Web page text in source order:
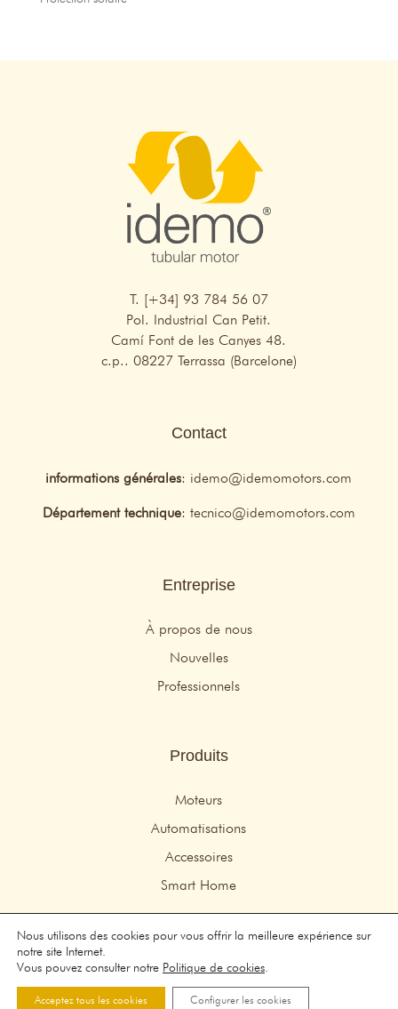
T. [+34] 93 784 56 07
Pol. Industrial Can Petit.
Camí Font de les Canyes 48.
c.p.. 08227 Terrassa (Barcelone)
Contact
informations générales: idemo@idemomotors.com
Département technique: tecnico@idemomotors.com
Entreprise
À propos de nous
Nouvelles
Professionnels
Produits
Moteurs
Automatisations
Accessoires
Smart Home
© 2026 Idemo Motors – Tous droits réservés
Mentions légales–politique de confidentialité
cookies
conception de sites Web:Persuadiendo.com
Nous utilisons des cookies pour vous offrir la meilleure expérience sur
notre site Internet.
Vous pouvez consulter notre Politique de cookies
Acceptez tous les cookies Configurer les cookies